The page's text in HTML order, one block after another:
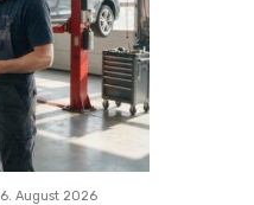
6. August 2026